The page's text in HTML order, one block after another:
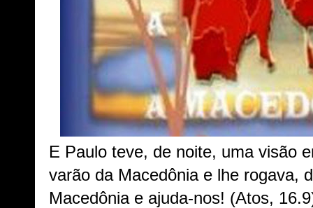
E Paulo teve, de noite, uma visão
varão da Macedônia e lhe rogava,
Macedônia e ajuda-nos! (Atos,